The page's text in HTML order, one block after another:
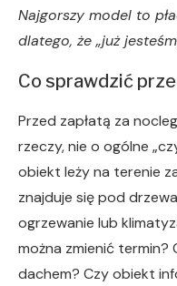
Najgorszy model to
dlatego, że „już
Co sprawdzić
Przed zapłatą za
rzeczy, nie o ogólne
obiekt leży na terenie
znajduje się pod
ogrzewanie lub
można zmienić
dachem? Czy obiekt